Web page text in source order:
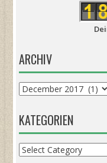
ARCHIV
Archiv
KATEGORIEN
Kategorien